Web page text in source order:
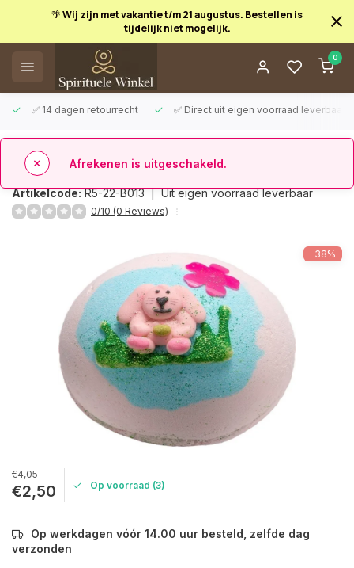
🌴 Wij zijn met vakantie t/m 21 augustus. Bestellen is
tijdelijk niet mogelijk.
0
✅ 14 dagen retourrecht ✅ Direct uit eigen voorraad leverbaar
Afrekenen is uitgeschakeld.
Bruisbal konijn
Artikelcode:R5-22-B013 |Uit eigen voorraad leverbaar
0/10 (0 Reviews)
-38%
€4,05
€2,50 Op voorraad (3)
Op werkdagen vóór 14.00 uur besteld, zelfde dag
verzonden